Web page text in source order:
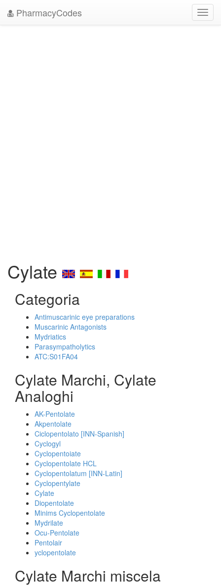
PharmacyCodes
Cylate
Categoria
Antimuscarinic eye preparations
Muscarinic Antagonists
Mydriatics
Parasympatholytics
ATC:S01FA04
Cylate Marchi, Cylate
Analoghi
AK-Pentolate
Akpentolate
Ciclopentolato [INN-Spanish]
Cyclogyl
Cyclopentoiate
Cyclopentolate HCL
Cyclopentolatum [INN-Latin]
Cyclopentylate
Cylate
Diopentolate
Minims Cyclopentolate
Mydrilate
Ocu-Pentolate
Pentolair
yclopentolate
Cylate Marchi miscela